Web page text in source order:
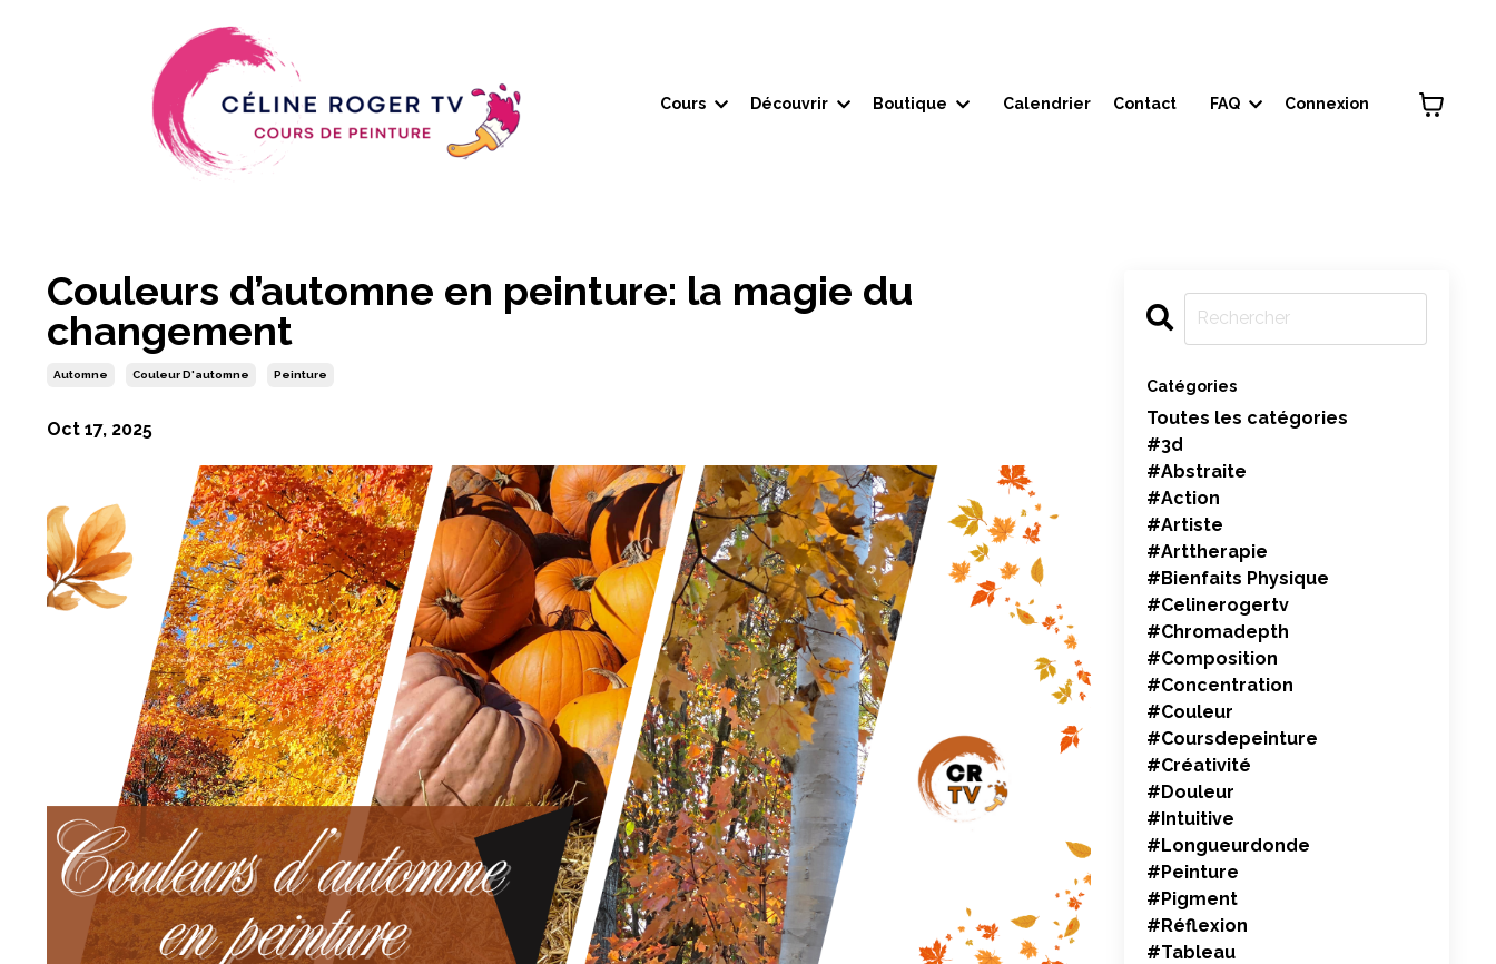
Cours Découvrir Boutique Calendrier Contact FAQ Connexion
Couleurs d’automne en peinture: la magie du
changement
Automne Couleur D'automne Peinture
Oct 17, 2025
Catégories
Toutes les catégories
#3d
#abstraite
#action
#artiste
#arttherapie
#bienfaits Physique
#celinerogertv
#chromadepth
#composition
#concentration
#couleur
#coursdepeinture
#créativité
#douleur
#intuitive
#longueurdonde
#peinture
#pigment
#réflexion
#tableau